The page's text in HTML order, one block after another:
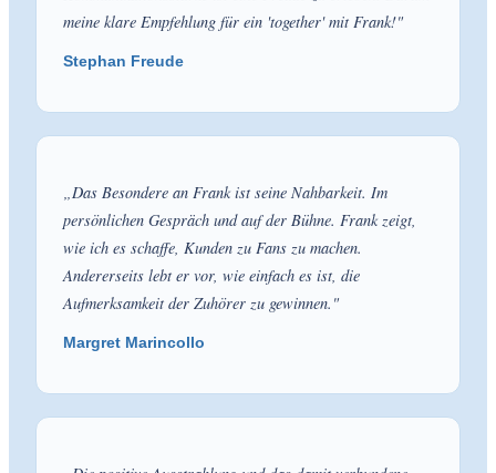
meine klare Empfehlung für ein 'together' mit Frank!"
Stephan Freude
„Das Besondere an Frank ist seine Nahbarkeit. Im
persönlichen Gespräch und auf der Bühne. Frank zeigt,
wie ich es schaffe, Kunden zu Fans zu machen.
Andererseits lebt er vor, wie einfach es ist, die
Aufmerksamkeit der Zuhörer zu gewinnen. "
Margret Marincollo